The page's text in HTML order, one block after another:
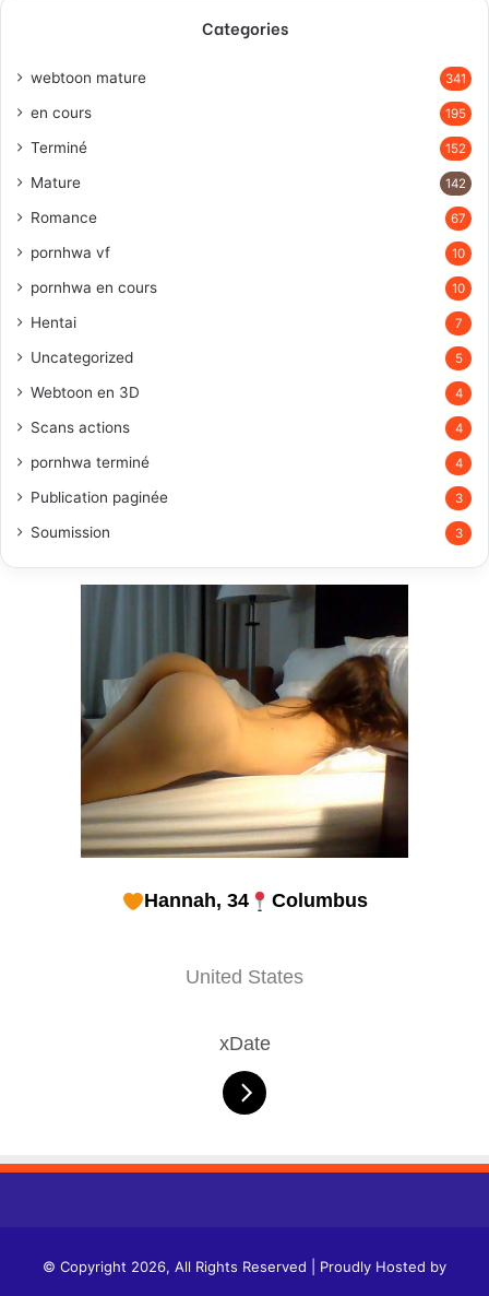
Categories
webtoon mature 341
en cours 195
Terminé 152
Mature 142
Romance 67
pornhwa vf 10
pornhwa en cours 10
Hentai 7
Uncategorized 5
Webtoon en 3D 4
Scans actions 4
pornhwa terminé 4
Publication paginée 3
Soumission 3
Hannah, 34 Columbus
United States
xDate
© Copyright 2026, All Rights Reserved | Proudly Hosted by